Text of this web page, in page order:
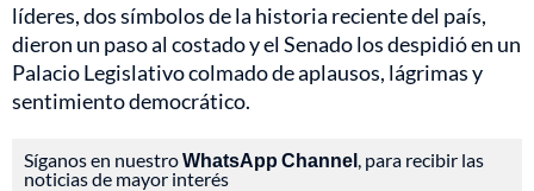
líderes, dos símbolos de la historia reciente del país,
dieron un paso al costado y el Senado los despidió en un
Palacio Legislativo colmado de aplausos, lágrimas y
sentimiento democrático.
Síganos en nuestroWhatsApp Channel , para recibir las
noticias de mayor interés